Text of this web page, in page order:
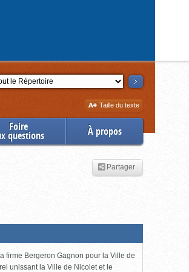
Augmenter
la
Taille du texte
Foire
questions À propos
Partager
firme Bergeron Gagnon pour la Ville de
unissant la Ville de Nicolet et le